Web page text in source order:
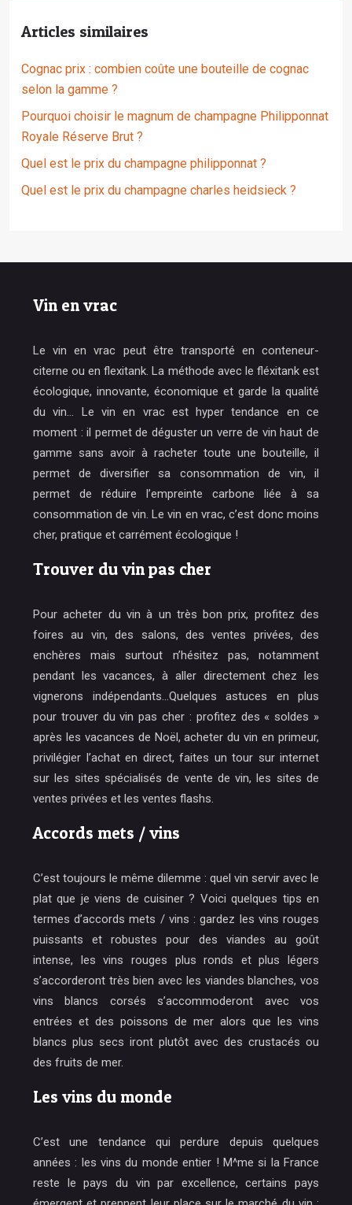
Articles similaires
Cognac prix : combien coûte une bouteille de cognac
selon la gamme ?
Pourquoi choisir le magnum de champagne Philipponnat
Royale Réserve Brut ?
Quel est le prix du champagne philipponnat ?
Quel est le prix du champagne charles heidsieck ?
Vin en vrac
Le vin en vrac peut être transporté en conteneur-
citerne ou en flexitank. La méthode avec le fléxitank est
écologique, innovante, économique et garde la qualité
du vin… Le vin en vrac est hyper tendance en ce
moment : il permet de déguster un verre de vin haut de
gamme sans avoir à racheter toute une bouteille, il
permet de diversifier sa consommation de vin, il
permet de réduire l’empreinte carbone liée à sa
consommation de vin. Le vin en vrac, c’est donc moins
cher, pratique et carrément écologique !
Trouver du vin pas cher
Pour acheter du vin à un très bon prix, profitez des
foires au vin, des salons, des ventes privées, des
enchères mais surtout n’hésitez pas, notamment
pendant les vacances, à aller directement chez les
vignerons indépendants…Quelques astuces en plus
pour trouver du vin pas cher : profitez des « soldes »
après les vacances de Noël, acheter du vin en primeur,
privilégier l’achat en direct, faites un tour sur internet
sur les sites spécialisés de vente de vin, les sites de
ventes privées et les ventes flashs.
Accords mets / vins
C’est toujours le même dilemme : quel vin servir avec le
plat que je viens de cuisiner ? Voici quelques tips en
termes d’accords mets / vins : gardez les vins rouges
puissants et robustes pour des viandes au goût
intense, les vins rouges plus ronds et plus légers
s’accorderont très bien avec les viandes blanches, vos
vins blancs corsés s’accommoderont avec vos
entrées et des poissons de mer alors que les vins
blancs plus secs iront plutôt avec des crustacés ou
des fruits de mer.
Les vins du monde
C’est une tendance qui perdure depuis quelques
années : les vins du monde entier ! M^me si la France
reste le pays du vin par excellence, certains pays